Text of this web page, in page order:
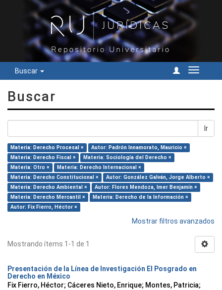
Buscar
Cambiar
Buscar
Ir
Materia: Derecho Procesal ×
Autor: Padrón Innamorato, Mauricio ×
Materia: Derecho Fiscal ×
Materia: Sociología del Derecho ×
Materia: Otro ×
Materia: Derecho Internacional ×
Materia: Derecho Constitucional ×
Autor: González Galván, Jorge Alberto ×
Materia: Derecho Ambiental ×
Autor: Flores Mendoza, Imer Benjamín ×
Materia: Derecho Mercantil ×
Materia: Derecho de la Información ×
Autor: Fix Fierro, Héctor ×
Mostrar filtros avanzados
Mostrando ítems 1-1 de 1
Presentación de la Línea de Investigación El Posgrado en
Derecho en México
Fix Fierro, Héctor; Cáceres Nieto, Enrique; Montes, Patricia;